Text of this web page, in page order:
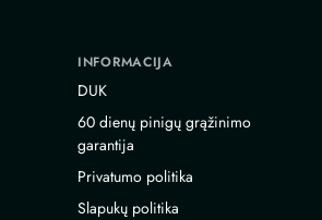
INFORMACIJA
DUK
60 dienų pinigų grąžinimo
garantija
Privatumo politika
Slapukų politika